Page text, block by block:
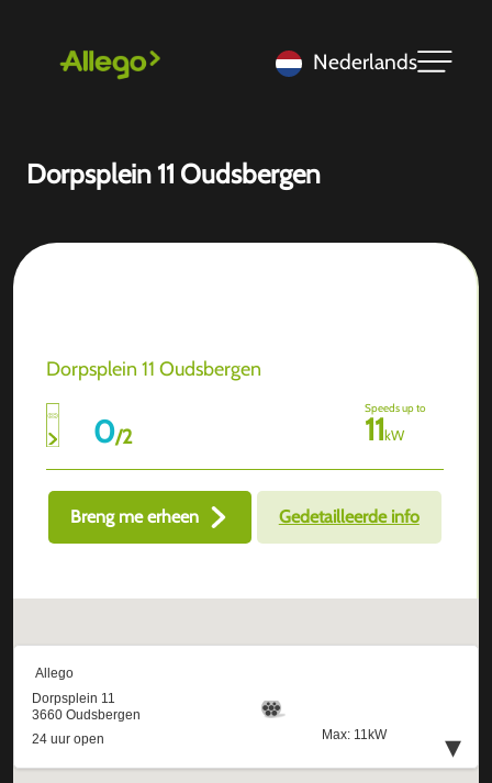
Nederlands
Dorpsplein 11 Oudsbergen
Dorpsplein 11 Oudsbergen
0/2
Speeds up to
11kW
Breng me erheen Gedetailleerde info